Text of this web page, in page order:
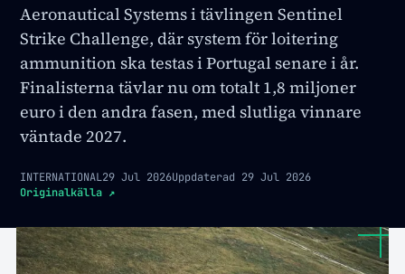
Aeronautical Systems i tävlingen Sentinel
Strike Challenge, där system för loitering
ammunition ska testas i Portugal senare i år.
Finalisterna tävlar nu om totalt 1,8 miljoner
euro i den andra fasen, med slutliga vinnare
väntade 2027.
INTERNATIONAL29 Jul 2026Uppdaterad 29 Jul 2026
Originalkälla ↗